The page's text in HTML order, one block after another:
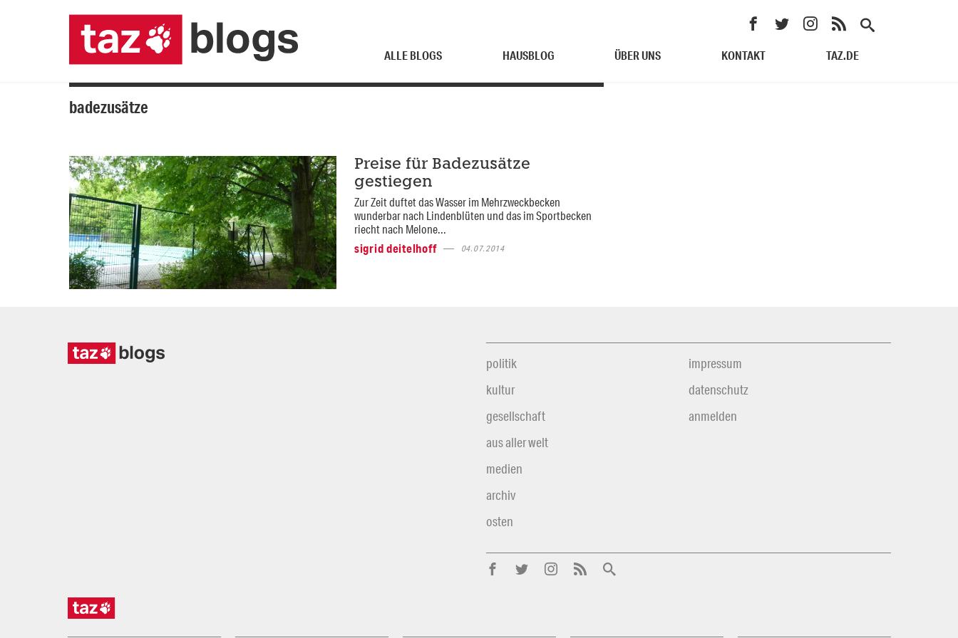
ALLE BLOGS HAUSBLOG ÜBER UNS KONTAKT TAZ.DE
badezusätze
Preise für Badezusätze
gestiegen
Zur Zeit duftet das Wasser im Mehrzweckbecken
wunderbar nach Lindenblüten und das im Sportbecken
riecht nach Melone...
sigrid deitelhoff
04.07.2014
politik
kultur
gesellschaft
aus aller welt
medien
archiv
osten
impressum
datenschutz
anmelden